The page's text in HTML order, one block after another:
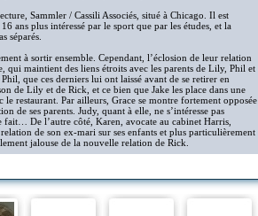
Sammler / Cassili Associés, situé à Chicago. Il est
ans plus intéressé par le sport que par les études, et la
séparés.
à sortir ensemble. Cependant, l’éclosion de leur relation
qui maintient des liens étroits avec les parents de Lily, Phil et
que ces derniers lui ont laissé avant de se retirer en
de Lily et de Rick, et ce bien que Jake les place dans une
restaurant. Par ailleurs, Grace se montre fortement opposée
de ses parents. Judy, quant à elle, ne s’intéresse pas
De l’autre côté, Karen, avocate au cabinet Harris,
de son ex-mari sur ses enfants et plus particulièrement
jalouse de la nouvelle relation de Rick.